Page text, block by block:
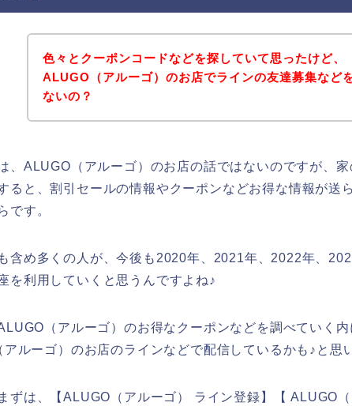
色々とクーポンコードなどを探していて思ったけど、
ALUGO（アルーゴ）のお店でラインの友達募集など
ないの？
、ALUGO（アルーゴ）のお店の話ではないのですが、
ると、割引セールの情報やクーポンなどお得な情報が送
です。
含め多くの人が、今後も2020年、2021年、2022年、
を利用していくと思うんですよね♪
（アルーゴ）のお得なクーポンなどを調べていく内
ルーゴ）のお店のラインなどで配信しているかも♪と思
ずは、【ALUGO（アルーゴ） ライン登録】【 ALUGO（